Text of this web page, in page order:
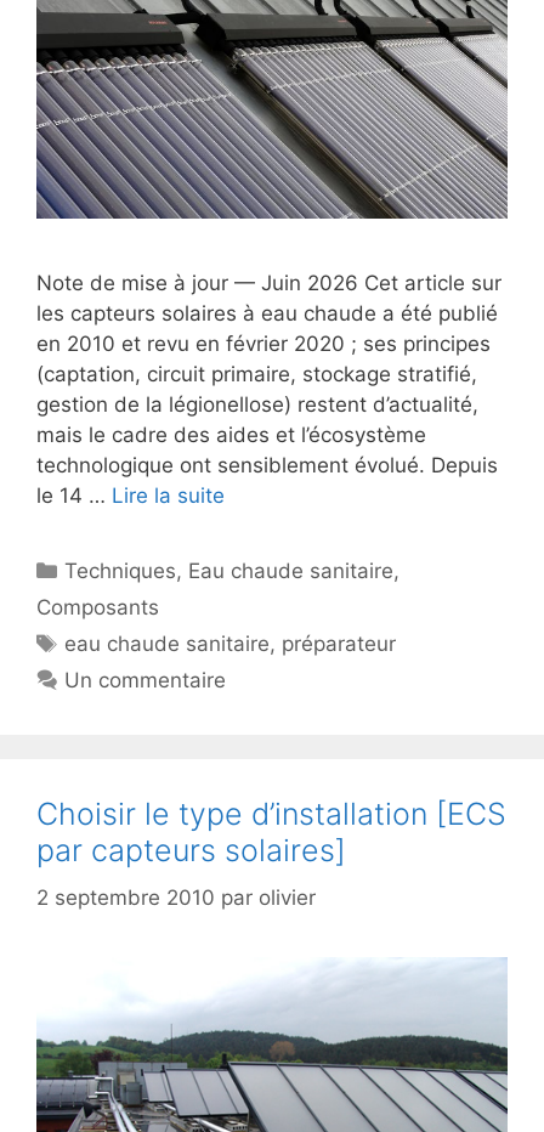
Note de mise à jour — Juin 2026 Cet article sur
les capteurs solaires à eau chaude a été publié
en 2010 et revu en février 2020 ; ses principes
(captation, circuit primaire, stockage stratifié,
gestion de la légionellose) restent d’actualité,
mais le cadre des aides et l’écosystème
technologique ont sensiblement évolué. Depuis
le 14 … Lire la suite
Catégories
Techniques, Eau chaude sanitaire,
Composants
Étiquettes
eau chaude sanitaire, préparateur
Un commentaire
Choisir le type d’installation [ECS
par capteurs solaires]
2 septembre 2010 par olivier